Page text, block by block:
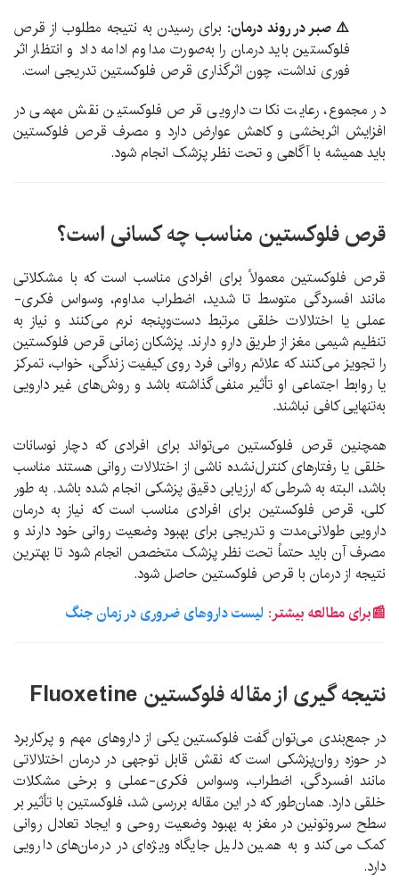
⚠️ صبر در روند درمان: برای رسیدن به نتیجه مطلوب از قرص
فلوکستین باید درمان را به‌صورت مداوم ادامه داد و انتظار اثر
فوری نداشت، چون اثرگذاری قرص فلوکستین تدریجی است.
در مجموع، رعایت نکات دارویی قرص فلوکستین نقش مهمی در
افزایش اثربخشی و کاهش عوارض دارد و مصرف قرص فلوکستین
باید همیشه با آگاهی و تحت نظر پزشک انجام شود.
قرص فلوکستین مناسب چه کسانی است؟
قرص فلوکستین معمولاً برای افرادی مناسب است که با مشکلاتی
مانند افسردگی متوسط تا شدید، اضطراب مداوم، وسواس فکری-
عملی یا اختلالات خلقی مرتبط دست‌وپنجه نرم می‌کنند و نیاز به
تنظیم شیمی مغز از طریق دارو دارند. پزشکان زمانی قرص فلوکستین
را تجویز می‌کنند که علائم روانی فرد روی کیفیت زندگی، خواب، تمرکز
یا روابط اجتماعی او تأثیر منفی گذاشته باشد و روش‌های غیر دارویی
به‌تنهایی کافی نباشند.
همچنین قرص فلوکستین می‌تواند برای افرادی که دچار نوسانات
خلقی یا رفتارهای کنترل‌نشده ناشی از اختلالات روانی هستند مناسب
باشد، البته به شرطی که ارزیابی دقیق پزشکی انجام شده باشد. به طور
کلی، قرص فلوکستین برای افرادی مناسب است که نیاز به درمان
دارویی طولانی‌مدت و تدریجی برای بهبود وضعیت روانی خود دارند و
مصرف آن باید حتماً تحت نظر پزشک متخصص انجام شود تا بهترین
نتیجه از درمان با قرص فلوکستین حاصل شود.
📰برای مطالعه بیشتر: لیست داروهای ضروری در زمان جنگ
نتیجه گیری از مقاله فلوکستین Fluoxetine
در جمع‌بندی می‌توان گفت فلوکستین یکی از داروهای مهم و پرکاربرد
در حوزه روان‌پزشکی است که نقش قابل توجهی در درمان اختلالاتی
مانند افسردگی، اضطراب، وسواس فکری-عملی و برخی مشکلات
خلقی دارد. همان‌طور که در این مقاله بررسی شد، فلوکستین با تأثیر بر
سطح سروتونین در مغز به بهبود وضعیت روحی و ایجاد تعادل روانی
کمک می‌کند و به همین دلیل جایگاه ویژه‌ای در درمان‌های دارویی
دارد.